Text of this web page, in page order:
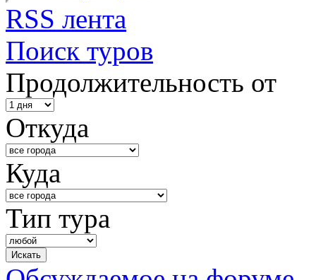
RSS лента
Поиск туров
Продолжительность от
Откуда
Куда
Тип тура